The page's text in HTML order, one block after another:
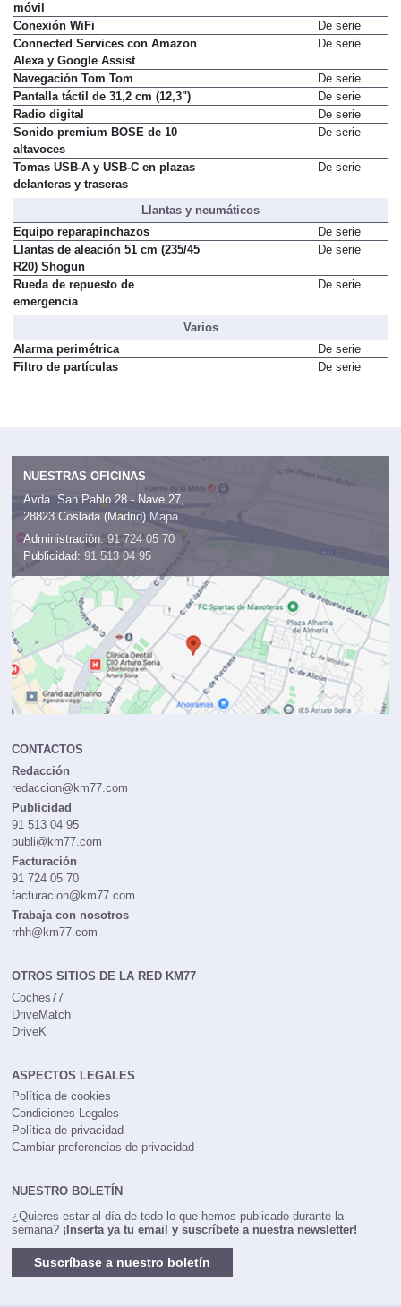
móvil
Conexión WiFi
De serie
Connected Services con Amazon
Alexa y Google Assist
De serie
Navegación Tom Tom
De serie
Pantalla táctil de 31,2 cm (12,3")
De serie
Radio digital
De serie
Sonido premium BOSE de 10
altavoces
De serie
Tomas USB-A y USB-C en plazas
delanteras y traseras
De serie
Llantas y neumáticos
Equipo reparapinchazos
De serie
Llantas de aleación 51 cm (235/45
R20) Shogun
De serie
Rueda de repuesto de
emergencia
De serie
Varios
Alarma perimétrica
De serie
Filtro de partículas
De serie
NUESTRAS OFICINAS
Avda. San Pablo 28 - Nave 27,
28823 Coslada (Madrid) Mapa
Administración: 91 724 05 70
Publicidad: 91 513 04 95
CONTACTOS
Redacción
redaccion@km77.com
Publicidad
91 513 04 95
publi@km77.com
Facturación
91 724 05 70
facturacion@km77.com
Trabaja con nosotros
rrhh@km77.com
OTROS SITIOS DE LA RED KM77
Coches77
DriveMatch
DriveK
ASPECTOS LEGALES
Política de cookies
Condiciones Legales
Política de privacidad
Cambiar preferencias de privacidad
NUESTRO BOLETÍN
¿Quieres estar al día de todo lo que hemos publicado durante la
semana? ¡Inserta ya tu email y suscríbete a nuestra newsletter!
Suscríbase a nuestro boletín